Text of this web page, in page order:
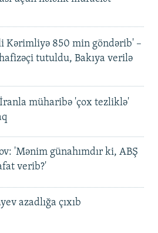
Kərimliyə 850 min göndərib' –
tutuldu, Bakıya verilə
müharibə 'çox tezliklə'
'Mənim günahımdır ki, ABŞ
verib?'
azadlığa çıxıb